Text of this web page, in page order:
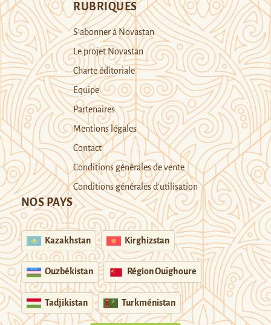
RUBRIQUES
S’abonner à Novastan
Le projet Novastan
Charte éditoriale
Equipe
Partenaires
Mentions légales
Contact
Conditions générales de vente
Conditions générales d’utilisation
NOS PAYS
Kazakhstan Kirghizstan
Ouzbékistan Région Ouïghoure
Tadjikistan Turkménistan